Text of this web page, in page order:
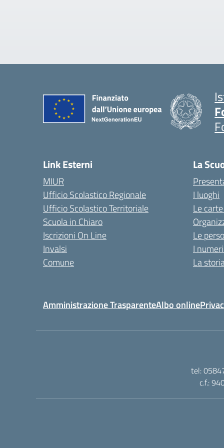
Link Esterni
MIUR
Ufficio Scolastico Regionale
Ufficio Scolastico Territoriale
Scuola in Chiaro
Iscrizioni On Line
Invalsi
Comune
La
I luoghi
Le
Le
I
La
Amministrazione TrasparenteAlbo online
tel:
c.f.: